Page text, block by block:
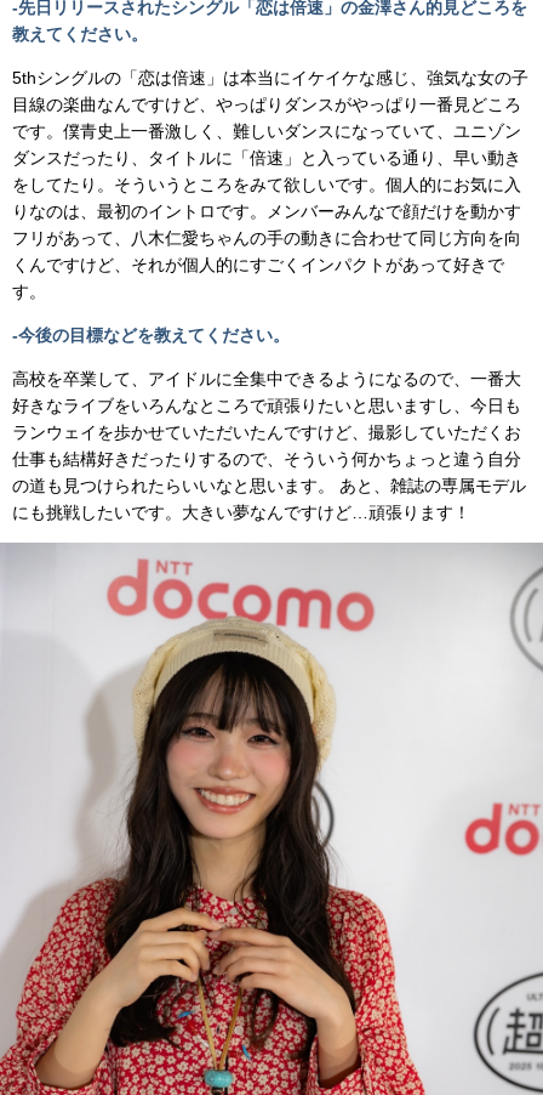
-先日リリースされたシングル「恋は倍速」の金澤さん的見どころを
教えてください。
5thシングルの「恋は倍速」は本当にイケイケな感じ、強気な女の子
目線の楽曲なんですけど、やっぱりダンスがやっぱり一番見どころ
です。僕青史上一番激しく、難しいダンスになっていて、ユニゾン
ダンスだったり、タイトルに「倍速」と入っている通り、早い動き
をしてたり。そういうところをみて欲しいです。個人的にお気に入
りなのは、最初のイントロです。メンバーみんなで顔だけを動かす
フリがあって、八木仁愛ちゃんの手の動きに合わせて同じ方向を向
くんですけど、それが個人的にすごくインパクトがあって好きで
す。
-今後の目標などを教えてください。
高校を卒業して、アイドルに全集中できるようになるので、一番大
好きなライブをいろんなところで頑張りたいと思いますし、今日も
ランウェイを歩かせていただいたんですけど、撮影していただくお
仕事も結構好きだったりするので、そういう何かちょっと違う自分
の道も見つけられたらいいなと思います。 あと、雑誌の専属モデル
にも挑戦したいです。大きい夢なんですけど…頑張ります！